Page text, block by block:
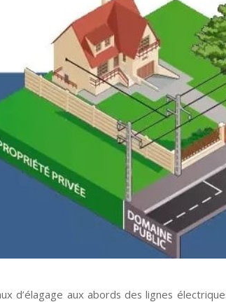
d’élagage aux abords des lignes